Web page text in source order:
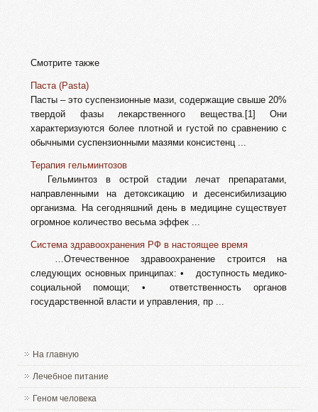
Смотрите также
Паста (Pasta)
Пасты – это суспензионные мази, содержащие свыше 20%
твердой фазы лекарственного вещества.[1] Они
характеризуются более плотной и густой по сравнению с
обычными суспензионными мазями консистенц ...
Терапия гельминтозов
Гельминтоз в острой стадии лечат препаратами,
направленными на детоксикацию и десенсибилизацию
организма. На сегодняшний день в медицине существует
огромное количество весьма эффек ...
Система здравоохранения РФ в настоящее время
…Отечественное здравоохранение строится на
следующих основных принципах: • доступность медико-
социальной помощи; • ответственность органов
государственной власти и управления, пр ...
На главную
Лечебное питание
Геном человека